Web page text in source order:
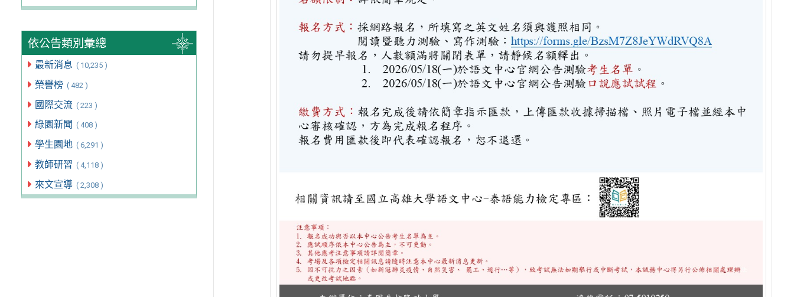
依公告類別彙總
最新消息 ( 10,235 )
榮譽榜 ( 482 )
國際交流 ( 223 )
綠園新聞 ( 408 )
學生園地 ( 6,291 )
教師研習 ( 4,118 )
來文宣導 ( 2,308 )